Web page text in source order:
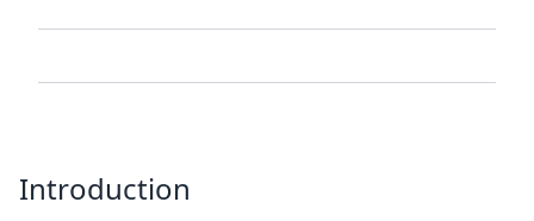
Introduction